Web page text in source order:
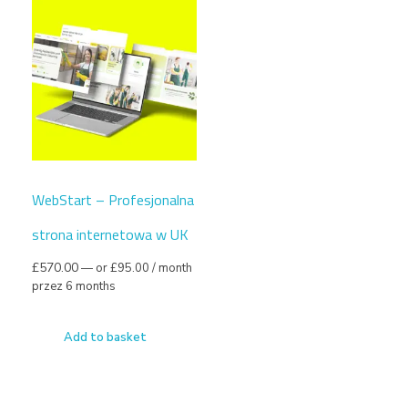
WebStart – Profesjonalna
strona internetowa w UK
£570.00— or£95.00 / month
przez 6 months
Add to basket